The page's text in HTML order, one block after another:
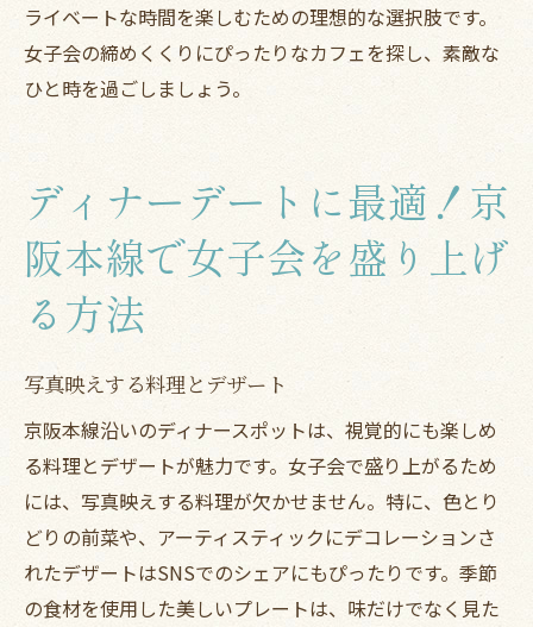
ライベートな時間を楽しむための理想的な選択肢です。
女子会の締めくくりにぴったりなカフェを探し、素敵な
ひと時を過ごしましょう。
ディナーデートに最適！京
阪本線で女子会を盛り上げ
る方法
写真映えする料理とデザート
京阪本線沿いのディナースポットは、視覚的にも楽しめ
る料理とデザートが魅力です。女子会で盛り上がるため
には、写真映えする料理が欠かせません。特に、色とり
どりの前菜や、アーティスティックにデコレーションさ
れたデザートはSNSでのシェアにもぴったりです。季節
の食材を使用した美しいプレートは、味だけでなく見た